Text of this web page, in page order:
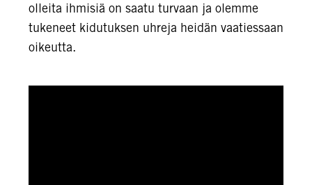
olleita ihmisiä on saatu turvaan ja olemme
tukeneet kidutuksen uhreja heidän vaatiessaan
oikeutta.